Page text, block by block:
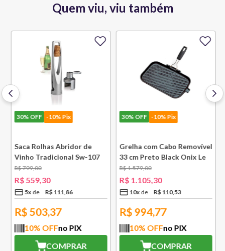
Quem viu, viu também
30%OFF -10% Pix
Saca Rolhas Abridor de
Vinho Tradicional Sw-107
Ply Le Creuset
R$799,00
R$ 559,30
5x R$ 111,86
R$ 503,37
10% OFFno PIX
COMPRAR
30%OFF -10% Pix
Grelha com Cabo Removível
33 cm Preto Black Onix Le
Creuset
R$1.579,00
R$ 1.105,30
10x R$ 110,53
R$ 994,77
10% OFFno PIX
COMPRAR